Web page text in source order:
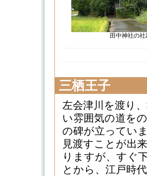
田中神社の社
三栖王子
左会津川を渡り
い雰囲気の道を
の碑が立ってい
見渡すことが出
りますが、すぐ
とから、江戸時